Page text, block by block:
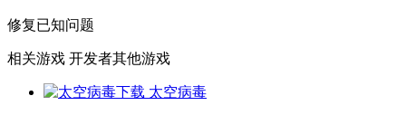
修复已知问题
相关游戏 开发者其他游戏
太空病毒